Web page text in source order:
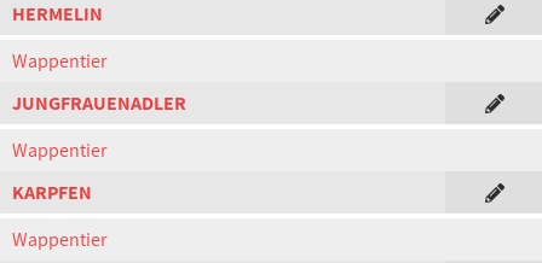
HERMELIN
Wappentier
JUNGFRAUENADLER
Wappentier
KARPFEN
Wappentier